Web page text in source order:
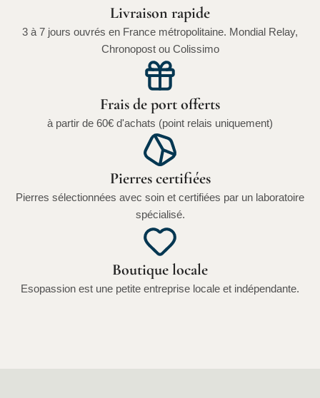
Livraison rapide
3 à 7 jours ouvrés en France métropolitaine. Mondial Relay,
Chronopost ou Colissimo
Frais de port offerts
à partir de 60€ d'achats (point relais uniquement)
Pierres certifiées
Pierres sélectionnées avec soin et certifiées par un laboratoire
spécialisé.
Boutique locale
Esopassion est une petite entreprise locale et indépendante.